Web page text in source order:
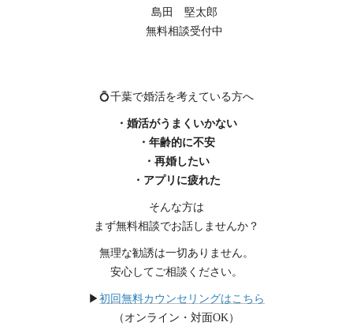
島田 堅太郎
無料相談受付中
💍千葉で婚活を考えている方へ
・婚活がうまくいかない
・年齢的に不安
・再婚したい
・アプリに疲れた
そんな方は
まず無料相談でお話しませんか？
無理な勧誘は一切ありません。
安心してご相談ください。
▶ 初回無料カウンセリングはこちら
（オンライン・対面OK）